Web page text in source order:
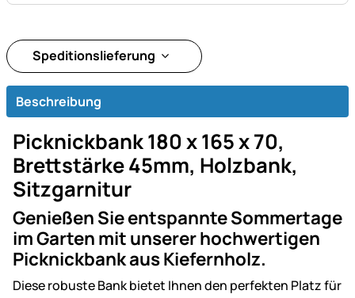
Speditionslieferung
Beschreibung
Picknickbank 180 x 165 x 70,
Brettstärke 45mm, Holzbank,
Sitzgarnitur
Genießen Sie entspannte Sommertage
im Garten mit unserer hochwertigen
Picknickbank aus Kiefernholz.
Diese robuste Bank bietet Ihnen den perfekten Platz für